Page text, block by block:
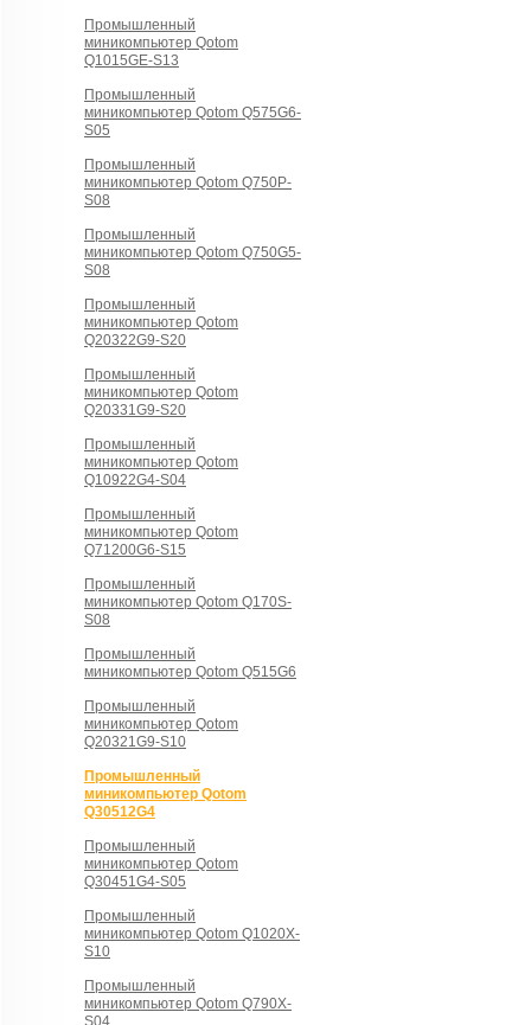
Промышленный
миникомпьютер Qotom
Q1015GE-S13
Промышленный
миникомпьютер Qotom Q575G6-
S05
Промышленный
миникомпьютер Qotom Q750P-
S08
Промышленный
миникомпьютер Qotom Q750G5-
S08
Промышленный
миникомпьютер Qotom
Q20322G9-S20
Промышленный
миникомпьютер Qotom
Q20331G9-S20
Промышленный
миникомпьютер Qotom
Q10922G4-S04
Промышленный
миникомпьютер Qotom
Q71200G6-S15
Промышленный
миникомпьютер Qotom Q170S-
S08
Промышленный
миникомпьютер Qotom Q515G6
Промышленный
миникомпьютер Qotom
Q20321G9-S10
Промышленный
миникомпьютер Qotom
Q30512G4
Промышленный
миникомпьютер Qotom
Q30451G4-S05
Промышленный
миникомпьютер Qotom Q1020X-
S10
Промышленный
миникомпьютер Qotom Q790X-
S04